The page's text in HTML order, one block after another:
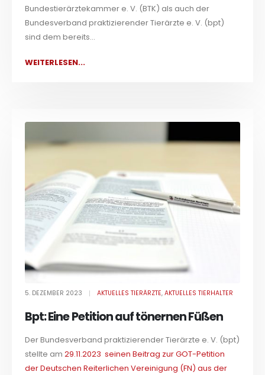
Bundestierärztekammer e. V. (BTK) als auch der
Bundesverband praktizierender Tierärzte e. V. (bpt)
sind dem bereits...
WEITERLESEN...
5. DEZEMBER 2023 AKTUELLES TIERÄRZTE,AKTUELLES TIERHALTER
Bpt: Eine Petition auf tönernen Füßen
Der Bundesverband praktizierender Tierärzte e. V. (bpt)
stellte am29.11.2023 seinen Beitrag zur GOT-Petition
der Deutschen Reiterlichen Vereinigung (FN) aus der